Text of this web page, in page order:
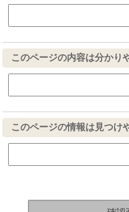
このページの内容は分かり
このページの情報は見つけ